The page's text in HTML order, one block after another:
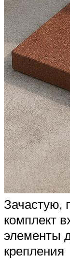
Зачастую,
комплект
элементы
крепления